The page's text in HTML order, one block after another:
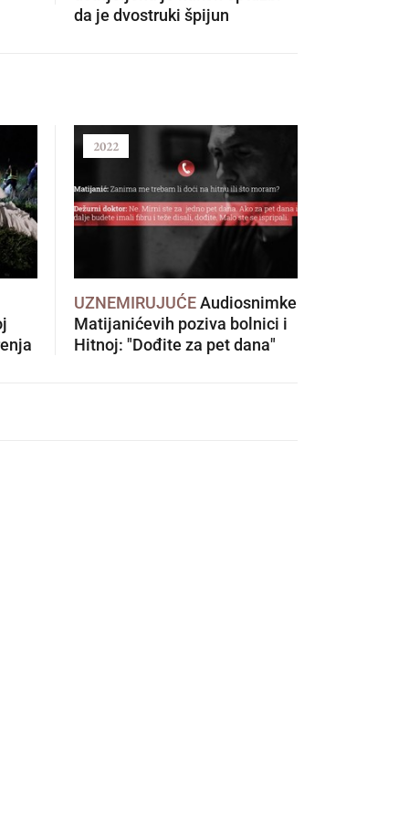
da je dvostruki špijun
UZNEMIRUJUĆE
Matijanićevih poziva bolnici i
Hitnoj: "Dođite za pet dana"
2022